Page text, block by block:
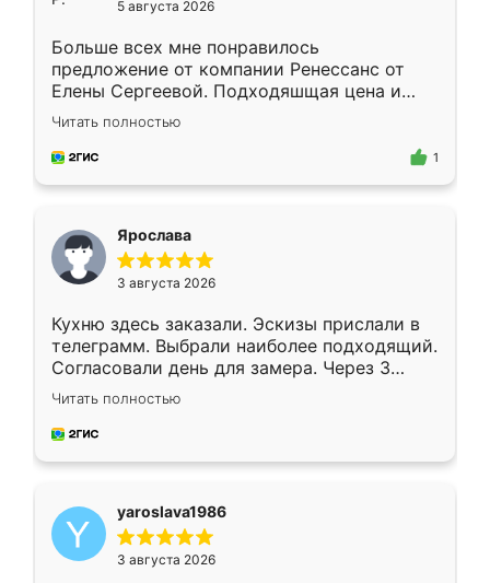
5 августа 2026
Больше всех мне понравилось
предложение от компании Ренессанс от
Елены Сергеевой. Подходяшщая цена и
короткие сроки изготовления. Приехавший
для замера сотрудник Владислав
предложил по моему эскизу самый
Читать полностью
1
Ярослава
3 августа 2026
Кухню здесь заказали. Эскизы прислали в
телеграмм. Выбрали наиболее подходящий.
Согласовали день для замера. Через 3
недели кухня была уже готова. Остались
довольны работой. Спасибо Ренессанс
мебель за качественную работу!
Читать полностью
yaroslava1986
3 августа 2026